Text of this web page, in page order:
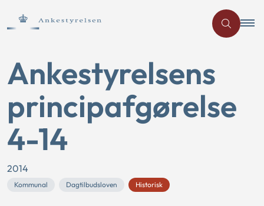
Ankestyrelsens
principafgørelse
4-14
2014
Kommunal Dagtilbudsloven Historisk